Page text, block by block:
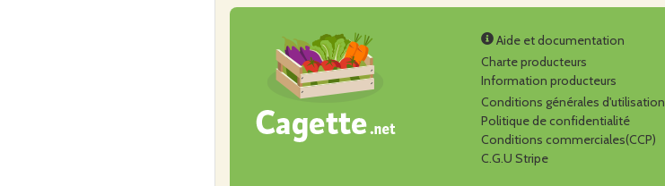
Aide et documentation
Charte producteurs
Information producteurs
Conditions générales d'utilisation
Politique de confidentialité
Conditions commerciales(CCP)
C.G.U Stripe